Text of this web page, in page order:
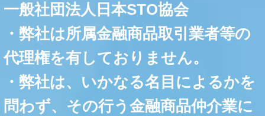
一般社団法人日本STO協会
・弊社は所属金融商品取引業者等の
代理権を有しておりません。
・弊社は、いかなる名目によるかを
問わず、その行う金融商品仲介業に